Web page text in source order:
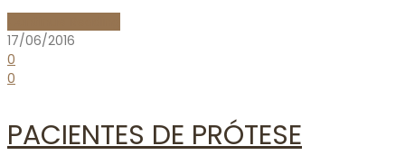
17/06/2016
0
0
PACIENTES DE PRÓTESE